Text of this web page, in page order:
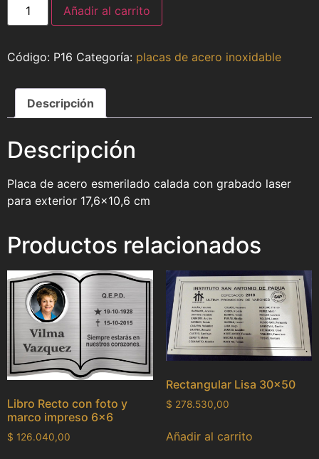
Añadir al carrito
P16 Categoría: placas de acero inoxidable
Descripción
Descripción
Placa de acero esmerilado calada con grabado laser
para exterior 17,6×10,6 cm
Productos relacionados
Libro Recto con foto y
marco impreso 6×6
$ 126.040,00
Rectangular Lisa 30×50
$ 278.530,00
Añadir al carrito